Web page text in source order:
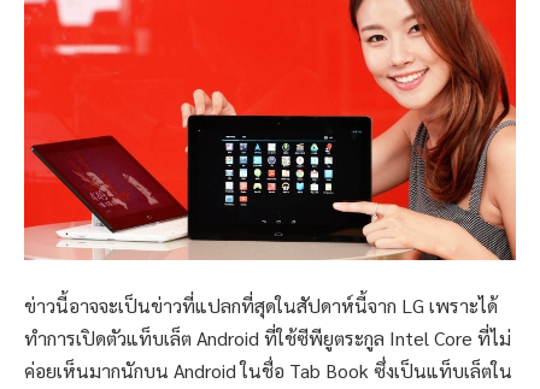
ข่าวนี้อาจจะเป็นข่าวที่แปลกที่สุดในสัปดาห์นี้จาก LG เพราะได้
ทำการเปิดตัวแท็บเล็ต Android ที่ใช้ซีพียูตระกูล Intel Core ที่ไม่
ค่อยเห็นมากนักบน Android ในชื่อ Tab Book ซึ่งเป็นแท็บเล็ตใน